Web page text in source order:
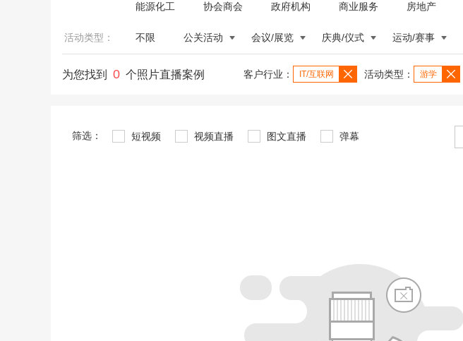
能源化工 协会商会 政府机构 商业服务 房地产
活动类型： 不限 公关活动 会议/展览 庆典/仪式 运动/赛事
为您找到 0 个照片直播案例 客户行业： IT/互联网 活动类型： 游学
筛选： 短视频 视频直播 图文直播 弹幕